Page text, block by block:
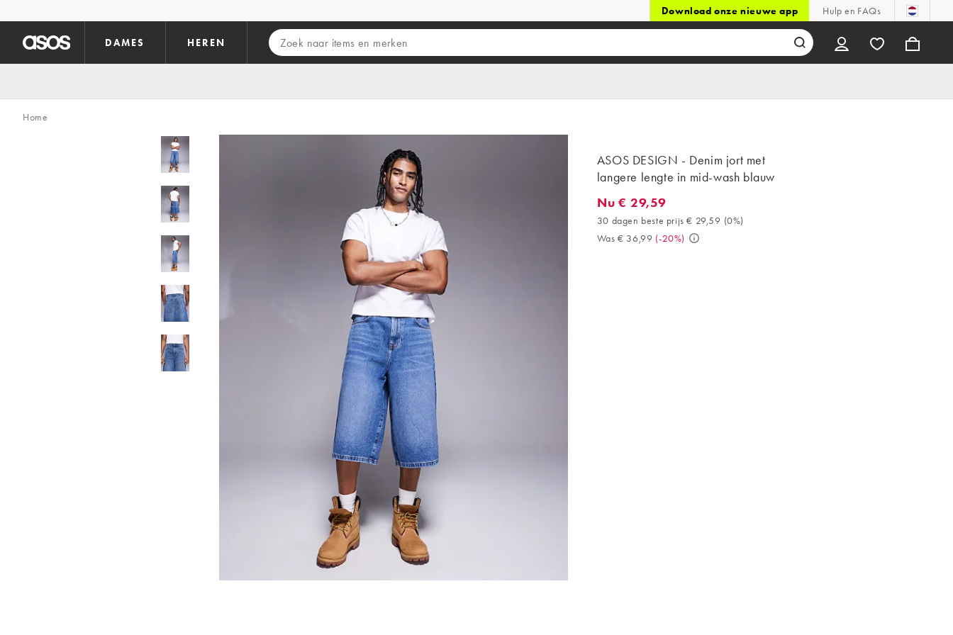
Download onze nieuwe app Hulp en FAQs
DAMES HEREN
Home
ASOS DESIGN - Denim jort met
langere lengte in mid-wash blauw
Nu € 29,59. 30 dagen beste prijs € 29,59 (0%). Was € 36,99. (-20%)
Nu € 29,59
30 dagen beste prijs € 29,59 (0%)
Was € 36,99 (-20%)